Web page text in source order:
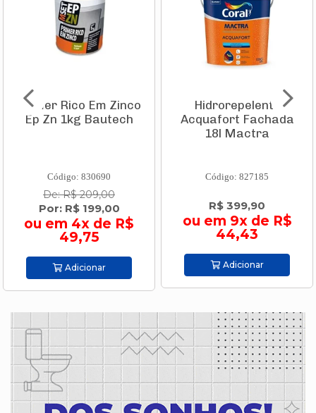
Primer Rico Em Zinco
Ep Zn 1kg Bautech
Código: 830690
De: R$ 209,00
Por: R$ 199,00
ou em 4x de R$
49,75
Adicionar
Hidrorepelente
Acquafort Fachada
18l Mactra
Código: 827185
R$ 399,90
ou em 9x de R$
44,43
Adicionar